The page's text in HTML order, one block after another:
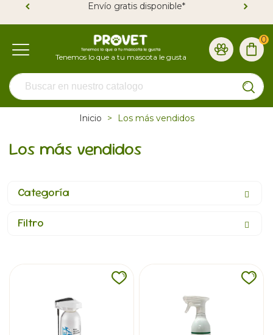
Envío gratis disponible*
0
Inicio > Los más vendidos
Los más vendidos
Categoría
Filtro